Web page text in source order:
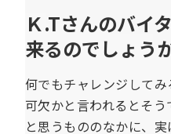
Ｋ.Tさんのバイ
来るのでしょうか
何でもチャレンジして
可欠かと言われるとそ
と思うもののなかに、